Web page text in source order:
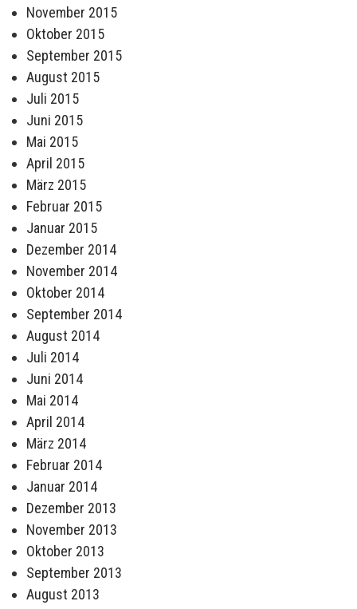
November 2015
Oktober 2015
September 2015
August 2015
Juli 2015
Juni 2015
Mai 2015
April 2015
März 2015
Februar 2015
Januar 2015
Dezember 2014
November 2014
Oktober 2014
September 2014
August 2014
Juli 2014
Juni 2014
Mai 2014
April 2014
März 2014
Februar 2014
Januar 2014
Dezember 2013
November 2013
Oktober 2013
September 2013
August 2013